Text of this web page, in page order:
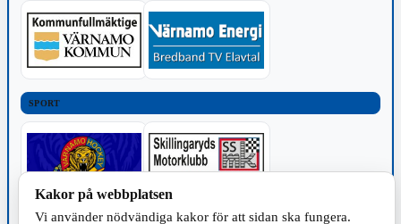
SPORT
Kakor på webbplatsen
Vi använder nödvändiga kakor för att sidan ska fungera.